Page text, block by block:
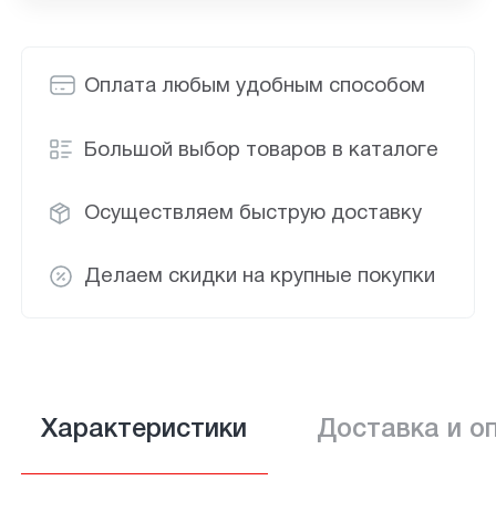
Оплата любым удобным способом
Большой выбор товаров в каталоге
Осуществляем быструю доставку
Делаем скидки на крупные покупки
Характеристики Доставка и